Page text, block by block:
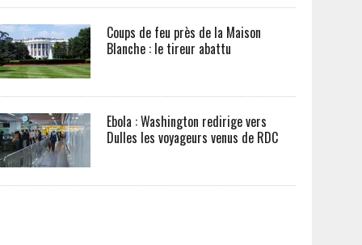
Coups de feu près de la Maison
Blanche : le tireur abattu
Ebola : Washington redirige vers
Dulles les voyageurs venus de RDC